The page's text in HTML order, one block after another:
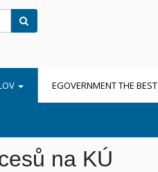
EGOVERNMENT THE BEST
na KÚ